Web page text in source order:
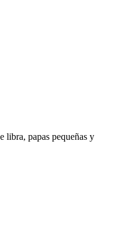
libra, papas pequeñas y